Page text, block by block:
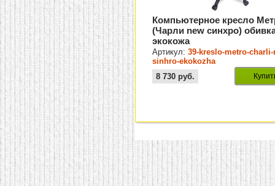
Компьютерное кресло
(Чарли new синхро)
экокожа
Артикул:39-kreslo-metro-charli-
sinhro-ekokozha
8 730 руб.